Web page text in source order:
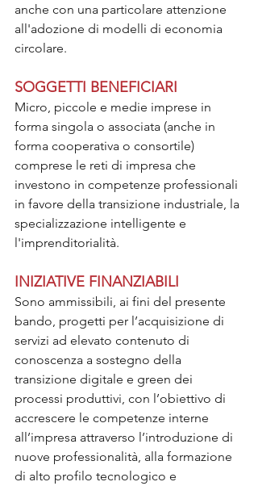
anche con una particolare attenzione
all'adozione di modelli di economia
circolare.
SOGGETTI BENEFICIARI
Micro, piccole e medie imprese in
forma singola o associata (anche in
forma cooperativa o consortile)
comprese le reti di impresa che
investono in competenze professionali
in favore della transizione industriale, la
specializzazione intelligente e
l'imprenditorialità.
INIZIATIVE FINANZIABILI
Sono ammissibili, ai fini del presente
bando, progetti per l’acquisizione di
servizi ad elevato contenuto di
conoscenza a sostegno della
transizione digitale e green dei
processi produttivi, con l’obiettivo di
accrescere le competenze interne
all’impresa attraverso l’introduzione di
nuove professionalità, alla formazione
di alto profilo tecnologico e